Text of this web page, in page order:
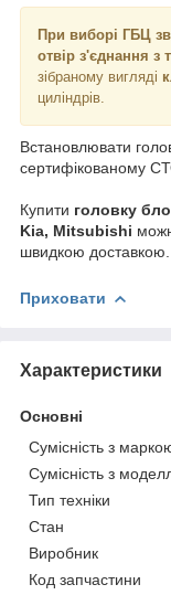
При виборі ГБЦ
отвір з'єднання з
зібраному вигляді
циліндрів.
Встановлювати
сертифікованому
Купити головку
Kia, Mitsubishi
швидкою доставкою.
Приховати
Характеристики
Основні
Сумісність з
Сумісність з
Тип техніки
Стан
Виробник
Код запчастини